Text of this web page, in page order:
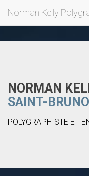
Norman Kelly
NORMAN
SAINT-
POLYGRAPHISTE ET